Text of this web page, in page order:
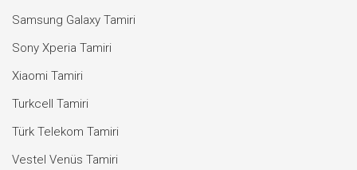
Samsung Galaxy Tamiri
Sony Xperia Tamiri
Xiaomi Tamiri
Turkcell Tamiri
Türk Telekom Tamiri
Vestel Venüs Tamiri